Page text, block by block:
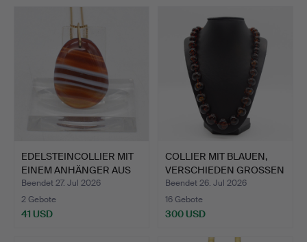
EDELSTEINCOLLIER MIT
EINEM ANHÄNGER AUS
KA…
Beendet 27. Jul 2026
2 Gebote
41 USD
COLLIER MIT BLAUEN,
VERSCHIEDEN GROSSEN
BE…
Beendet 26. Jul 2026
16 Gebote
300 USD